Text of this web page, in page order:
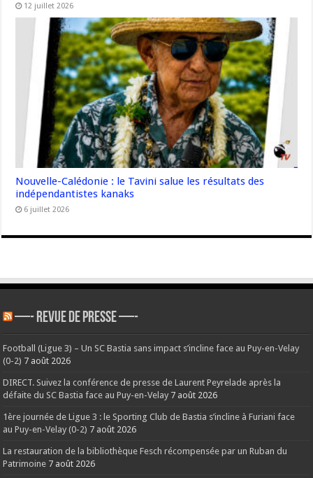
12 juillet 2026
Nouvelle-Calédonie : le Tavini salue les résultats des
indépendantistes kanaks
6 juillet 2026
—- REVUE DE PRESSE —-
Football (Ligue 3) – Un SC Bastia sans impact s’incline face au Puy-en-Velay
(0-2) 7 août 2026
DIRECT. Suivez la conférence de presse de Laurent Peyrelade après la
défaite du SC Bastia face au Puy-en-Velay 7 août 2026
1ère journée de Ligue 3 : le Sporting Club de Bastia s’incline à Furiani face
au Puy-en-Velay (0-2) 7 août 2026
La restauration de la bibliothèque Fesch récompensée par un Ruban du
Patrimoine 7 août 2026